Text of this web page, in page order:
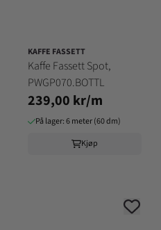
KAFFE FASSETT
Kaffe Fassett Spot,
PWGP070.BOTTL
239,00 kr/m
På lager: 6 meter (60 dm)
Kjøp